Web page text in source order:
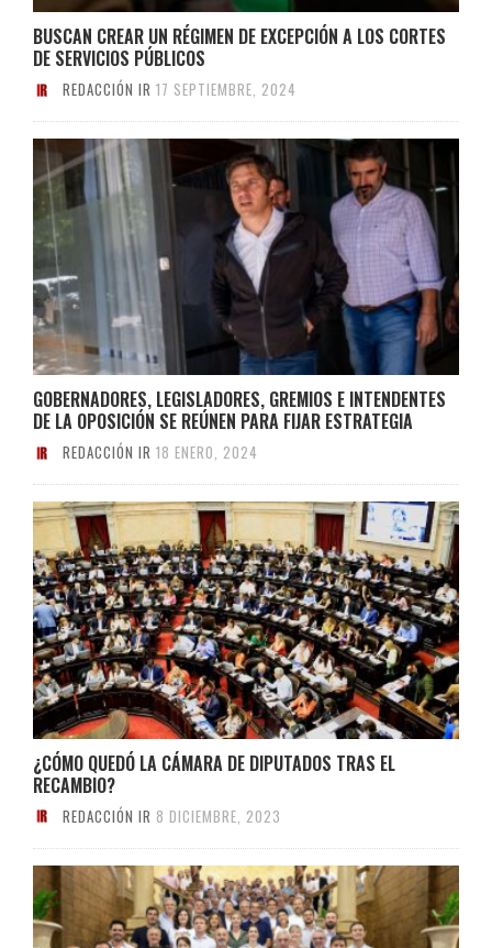
BUSCAN CREAR UN RÉGIMEN DE EXCEPCIÓN A LOS CORTES
DE SERVICIOS PÚBLICOS
REDACCIÓN IR 17 SEPTIEMBRE, 2024
GOBERNADORES, LEGISLADORES, GREMIOS E INTENDENTES
DE LA OPOSICIÓN SE REÚNEN PARA FIJAR ESTRATEGIA
REDACCIÓN IR 18 ENERO, 2024
¿CÓMO QUEDÓ LA CÁMARA DE DIPUTADOS TRAS EL
RECAMBIO?
REDACCIÓN IR 8 DICIEMBRE, 2023